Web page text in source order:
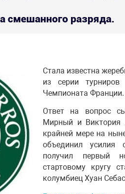
смешанного разряда.
Стала известна
из серии
Чемпионата Франции.
Ответ на вопрос
Мирный и
крайней мере на
объединил усилия
получил первый
стартовому кругу
колумбиец Хуан